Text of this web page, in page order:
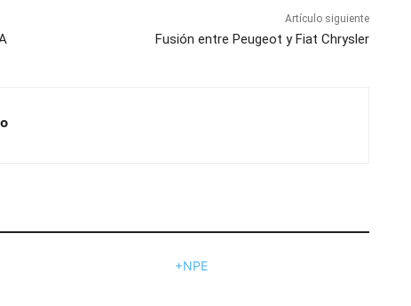
Artículo siguiente
Fusión entre Peugeot y Fiat Chrysler
+NPE